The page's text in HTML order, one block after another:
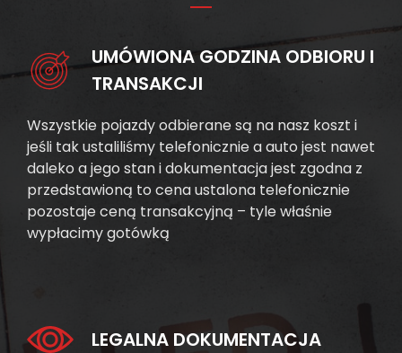
UMÓWIONA GODZINA ODBIORU I
TRANSAKCJI
Wszystkie pojazdy odbierane są na nasz koszt i
jeśli tak ustaliliśmy telefonicznie a auto jest nawet
daleko a jego stan i dokumentacja jest zgodna z
przedstawioną to cena ustalona telefonicznie
pozostaje ceną transakcyjną – tyle właśnie
wypłacimy gotówką
LEGALNA DOKUMENTACJA